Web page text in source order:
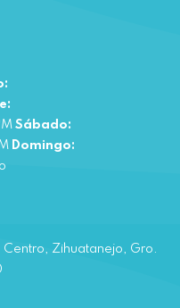
Sábado:
Domingo:
Centro, Zihuatanejo, Gro.